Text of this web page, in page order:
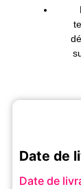
Date de
Date de